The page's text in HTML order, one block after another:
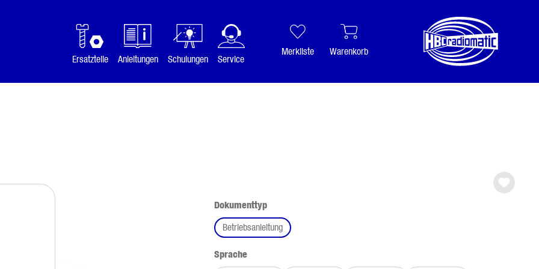
Ersatzteile
Anleitungen Schulungen Service
Merkliste Warenkorb
Dokumenttypauswählen
Betriebsanleitung
Spracheauswählen